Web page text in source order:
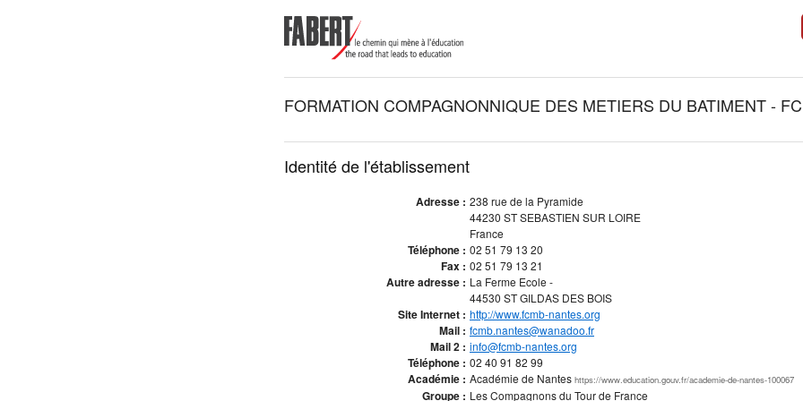
FORMATION COMPAGNONNIQUE DES METIERS DU BATIMENT -
Identité de l'établissement
Adresse : 238 rue de la Pyramide
44230 ST SEBASTIEN SUR LOIRE
France
Téléphone : 02 51 79 13 20
Fax : 02 51 79 13 21
Autre adresse : La Ferme Ecole -
44530 ST GILDAS DES BOIS
Site Internet : http://www.fcmb-nantes.org
Mail : fcmb.nantes@wanadoo.fr
Mail 2 : info@fcmb-nantes.org
Téléphone : 02 40 91 82 99
Académie : Académie de Nantes https://www.education.gouv.fr/academie-de-nantes-100067
Groupe : Les Compagnons du Tour de France